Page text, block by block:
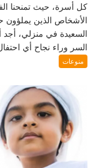
كل أسرة، حيث تمنحنا
الأشخاص الذين يملؤون
السعيدة في منزلي،
السر وراء نجاح أي
منوعات